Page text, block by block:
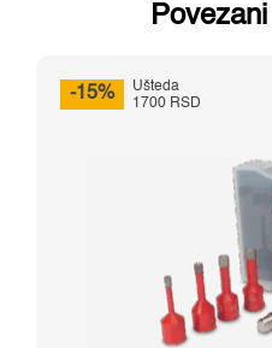
-15%
Ušteda
1700 RSD